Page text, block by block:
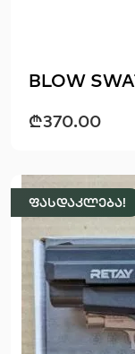
BLOW
₾370.00
ფასდაკლება!